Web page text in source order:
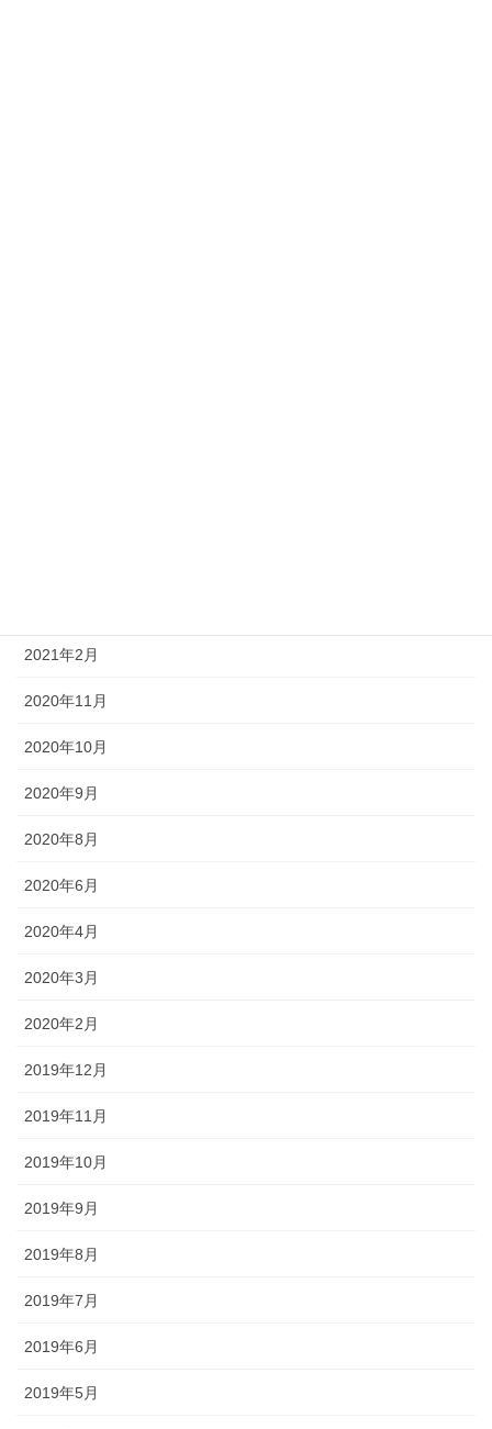
2021年2月
2020年11月
2020年10月
2020年9月
2020年8月
2020年6月
2020年4月
2020年3月
2020年2月
2019年12月
2019年11月
2019年10月
2019年9月
2019年8月
2019年7月
2019年6月
2019年5月